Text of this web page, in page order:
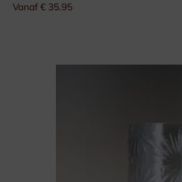
Vanaf € 35.95